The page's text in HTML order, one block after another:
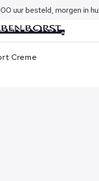
uur besteld, morgen in
Creme